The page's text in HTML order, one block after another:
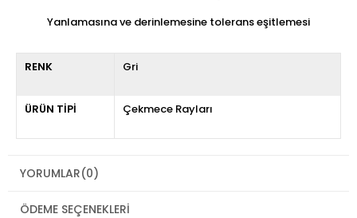
Yanlamasına ve derinlemesine tolerans eşitlemesi
RENK Gri
ÜRÜN TİPİ Çekmece Rayları
YORUMLAR(0)
ÖDEME SEÇENEKLERI